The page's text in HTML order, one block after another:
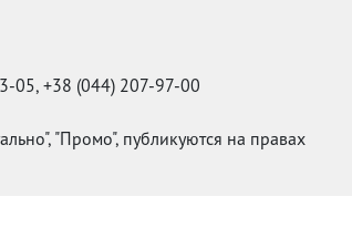
05, +38 (044) 207-97-00
"Промо", публикуются на правах